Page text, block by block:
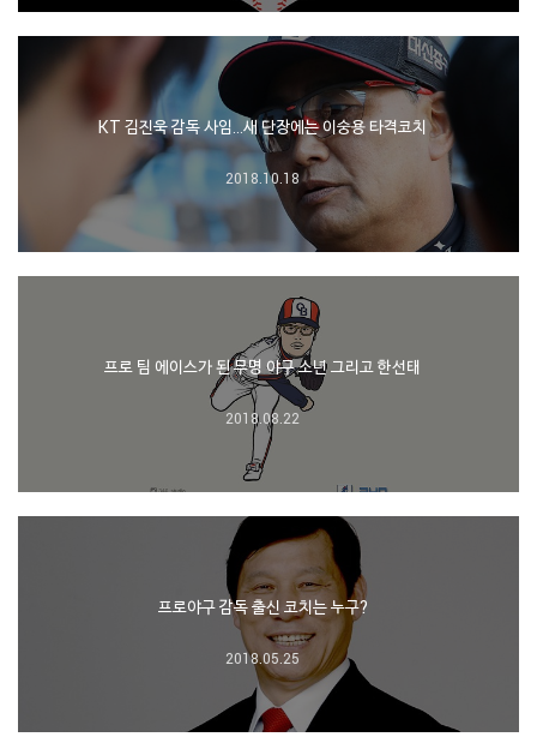
KT 김진욱 감독 사임…새 단장에는 이숭용 타격코치
2018.10.18
프로 팀 에이스가 된 무명 야구 소년 그리고 한선태
2018.08.22
프로야구 감독 출신 코치는 누구?
2018.05.25